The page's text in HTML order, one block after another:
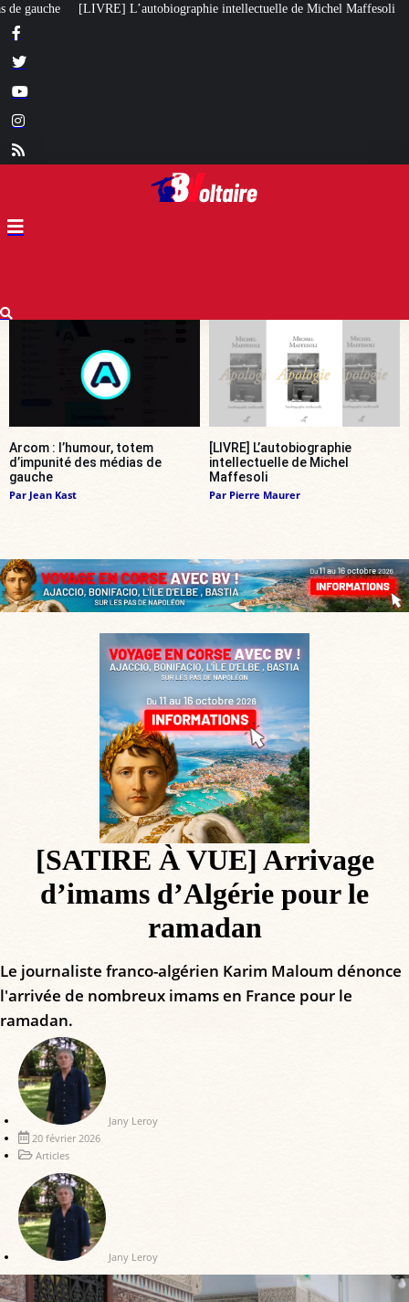
intellectuelle de Michel Maffesoli Pour regagner son influence en
Arcom : l’humour, totem
d’impunité des médias de
gauche
Par Jean Kast
[LIVRE] L’autobiographie
intellectuelle de Michel
Maffesoli
Par Pierre Maurer
[SATIRE À VUE] Arrivage
d’imams d’Algérie pour le
ramadan
Le journaliste franco-algérien Karim Maloum dénonce
l'arrivée de nombreux imams en France pour le
ramadan.
Jany Leroy
20 février 2026
Articles
Jany Leroy